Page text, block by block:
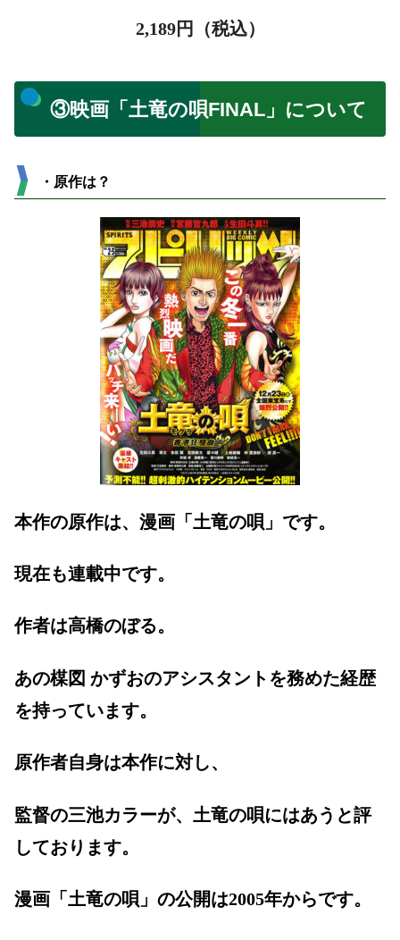
2,189円（税込）
③映画「土竜の唄FINAL」について
・原作は？
本作の原作は、漫画「土竜の唄」です。
現在も連載中です。
作者は高橋のぼる。
あの楳図 かずおのアシスタントを務めた経歴
を持っています。
原作者自身は本作に対し、
監督の三池カラーが、土竜の唄にはあうと評
しております。
漫画「土竜の唄」の公開は2005年からです。